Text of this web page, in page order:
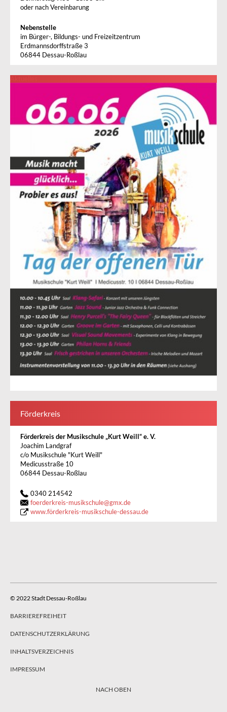
oder nach Vereinbarung
Nebenstelle
im Bürger-, Bildungs- und Freizeitzentrum
Erdmannsdorffstraße 3
06844 Dessau-Roßlau
Förderkreis
Förderkreis der Musikschule „Kurt Weill“ e. V.
Joachim Landgraf
c/o Musikschule "Kurt Weill"
Medicusstraße 10
06844 Dessau-Roßlau
0340 214542
foerderkreis-musikschule@gmx.de
www.förderkreis-musikschule-dessau.de
© 2022 Stadt Dessau-Roßlau
BARRIEREFREIHEIT
DATENSCHUTZERKLÄRUNG
INHALTSVERZEICHNIS
IMPRESSUM
NACH OBEN